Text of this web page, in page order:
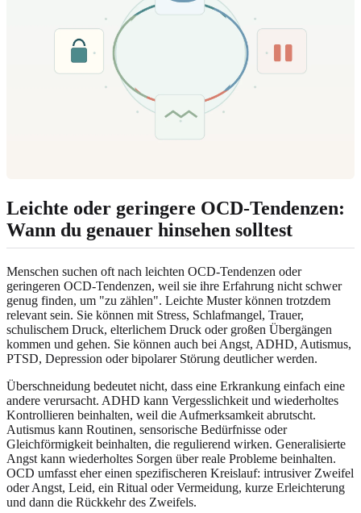
Leichte oder geringere OCD-Tendenzen:
Wann du genauer hinsehen solltest
Menschen suchen oft nach leichten OCD-Tendenzen oder
geringeren OCD-Tendenzen, weil sie ihre Erfahrung nicht schwer
genug finden, um "zu zählen". Leichte Muster können trotzdem
relevant sein. Sie können mit Stress, Schlafmangel, Trauer,
schulischem Druck, elterlichem Druck oder großen Übergängen
kommen und gehen. Sie können auch bei Angst, ADHD, Autismus,
PTSD, Depression oder bipolarer Störung deutlicher werden.
Überschneidung bedeutet nicht, dass eine Erkrankung einfach eine
andere verursacht. ADHD kann Vergesslichkeit und wiederholtes
Kontrollieren beinhalten, weil die Aufmerksamkeit abrutscht.
Autismus kann Routinen, sensorische Bedürfnisse oder
Gleichförmigkeit beinhalten, die regulierend wirken. Generalisierte
Angst kann wiederholtes Sorgen über reale Probleme beinhalten.
OCD umfasst eher einen spezifischeren Kreislauf: intrusiver Zweifel
oder Angst, Leid, ein Ritual oder Vermeidung, kurze Erleichterung
und dann die Rückkehr des Zweifels.